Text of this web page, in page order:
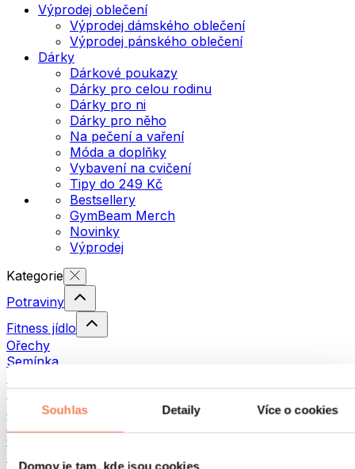
Souhlas Detaily Více o cookies
Domov je tam, kde jsou cookies
Výprodej oblečení
Výprodej dámského oblečení
Výprodej pánského oblečení
Dárky
Dárkové poukazy
Dárky pro celou rodinu
Dárky pro ni
Dárky pro něho
Na pečení a vaření
Móda a doplňky
Vybavení na cvičení
Tipy do 249 Kč
Bestsellery
GymBeam Merch
Novinky
Výprodej
Kategorie
Potraviny
Fitness jídlo
Ořechy
Semínka
Ryby
Hotová jídla
Vajíčka
Chléb a pečivo